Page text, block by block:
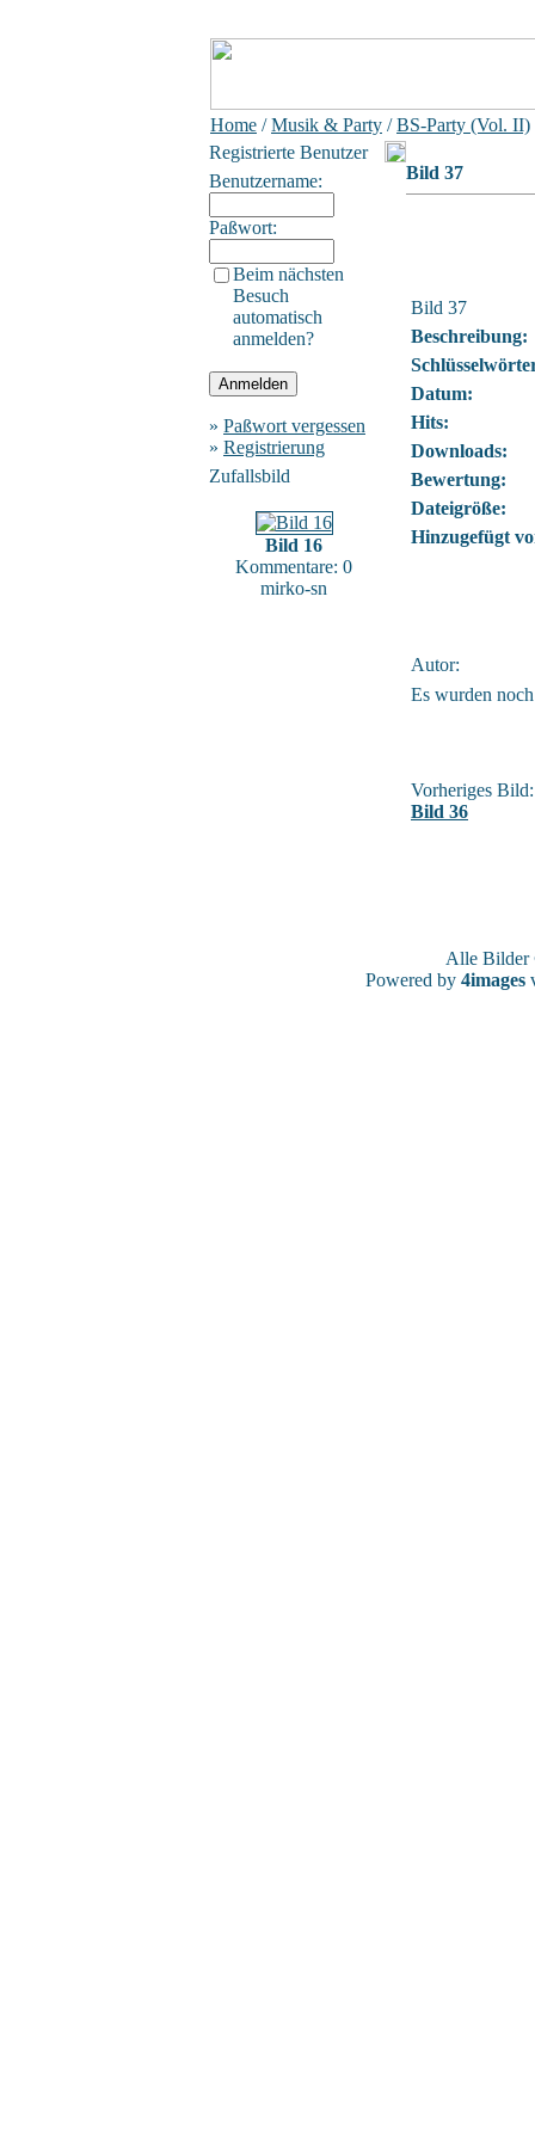
Home /Musik & Party /BS-Party (Vol. II)
Registrierte Benutzer
Benutzername:
Paßwort:
Beim nächsten
Besuch
automatisch
anmelden?
» Paßwort vergessen
» Registrierung
Zufallsbild
Bild 16
Kommentare: 0
mirko-sn
Bild 37
Bild 37
Beschreibung:
Datum:
Hits:
Downloads:
Bewertung:
Dateigröße:
Hinzugefügt
Autor:
Es wurden
Vorheriges Bild:
Bild 36
Alle
Powered by 4images